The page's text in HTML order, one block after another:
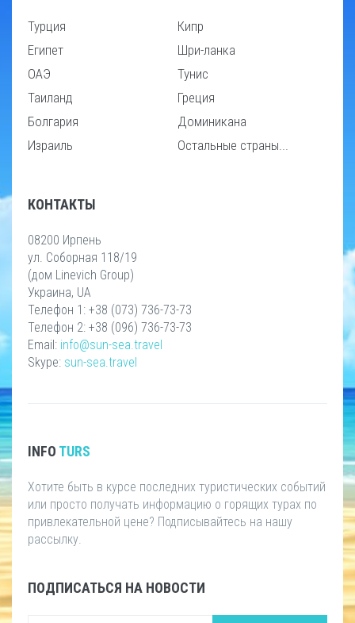
Турция
Египет
ОАЭ
Таиланд
Болгария
Израиль
Кипр
Шри-ланка
Тунис
Греция
Доминикана
Остальные страны...
КОНТАКТЫ
08200 Ирпень
ул. Соборная 118/19
(дом Linevich Group)
Украина, UA
Телефон 1: +38 (073) 736-73-73
Телефон 2: +38 (096) 736-73-73
Email: info@sun-sea.travel
Skype: sun-sea.travel
INFO TURS
Хотите быть в курсе последних туристических событий
или просто получать информацию о горящих турах по
привлекательной цене? Подписывайтесь на нашу
рассылку.
ПОДПИСАТЬСЯ НА НОВОСТИ